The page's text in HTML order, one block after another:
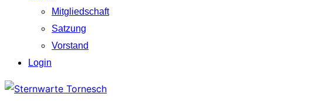
Mitgliedschaft
Satzung
Vorstand
Login
Zum